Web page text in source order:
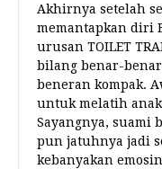
Akhirnya setelah
memantapkan diri
urusan TOILET
bilang benar-
beneran kompak.
untuk melatih
Sayangnya, suami
pun jatuhnya jadi
kebanyakan